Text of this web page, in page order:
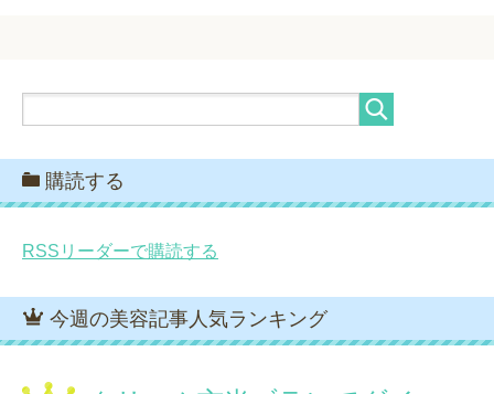
購読する
RSSリーダーで購読する
今週の美容記事人気ランキング